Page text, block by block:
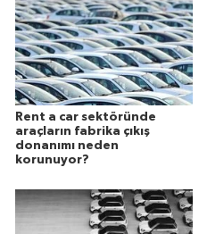
Rent a car sektöründe
araçların fabrika çıkış
donanımı neden
korunuyor?